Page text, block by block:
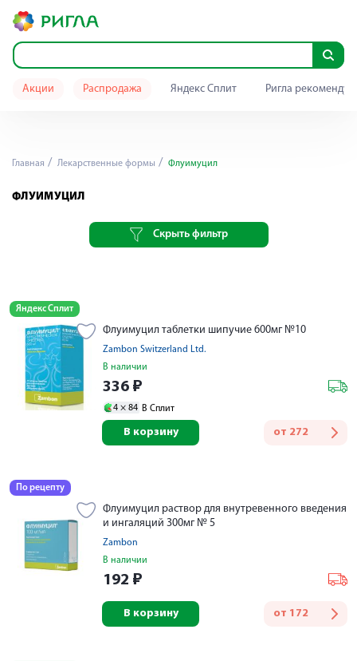
Акции Распродажа Яндекс Сплит Ригла
Главная Лекарственные формы Флуимуцил
ФЛУИМУЦИЛ
Скрыть фильтр
Яндекс Сплит
Флуимуцил таблетки шипучие 600мг №10
Zambon Switzerland Ltd.
В наличии
336 ₽
4 × 84 В Сплит
от 272
В корзину
По рецепту
Флуимуцил раствор для внутревенного введения
и ингаляций 300мг № 5
Zambon
В наличии
192 ₽
от 172
В корзину